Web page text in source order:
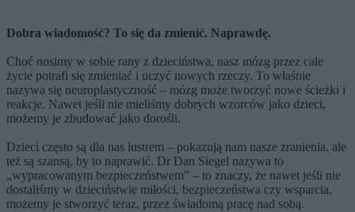
Dobra wiadomość? To się da zmienić. Naprawdę.
Choć nosimy w sobie rany z dzieciństwa, nasz mózg przez całe
życie potrafi się zmieniać i uczyć nowych rzeczy. To właśnie
nazywa się neuroplastyczność – mózg może tworzyć nowe ścieżki i
reakcje. Nawet jeśli nie mieliśmy dobrych wzorców jako dzieci,
możemy je zbudować jako dorośli.
Dzieci często są dla nas lustrem – pokazują nam nasze zranienia, ale
też są szansą, by to naprawić. Dr Dan Siegel nazywa to
„wypracowanym bezpieczeństwem” – to znaczy, że nawet jeśli nie
dostaliśmy w dzieciństwie miłości, bezpieczeństwa czy wsparcia,
możemy je stworzyć teraz, przez świadomą pracę nad sobą.